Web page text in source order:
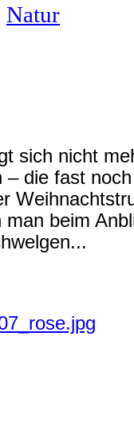
Natur
sich nicht
die fast
beim